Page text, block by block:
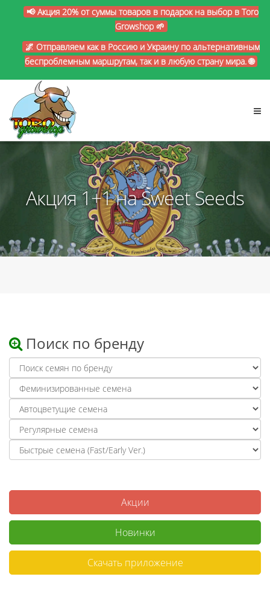
📢 Акция 20% от суммы товаров в подарок на выбор в Toro
Growshop 🌱
🌌 Отправляем как в Россию и Украину по альтернативным
беспроблемным маршрутам, так и в любую страну мира. 🌐
Акция 1+1 на Sweet Seeds
Поиск по бренду
Акции
Новинки
Скачать приложение